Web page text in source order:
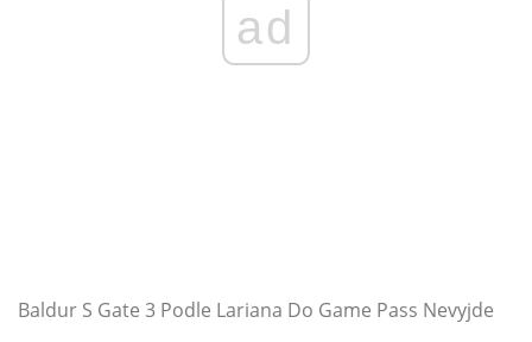
ad
Baldur S Gate 3 Podle Lariana Do Game Pass Nevyjde